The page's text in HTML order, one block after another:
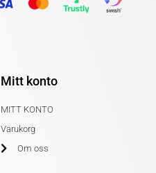
Mitt konto
MITT KONTO
Varukorg
Om oss